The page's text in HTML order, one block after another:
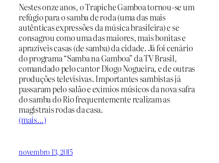
Nestes onze anos, o Trapiche Gamboa tornou-se um
refúgio para o samba de roda (uma das mais
autênticas expressões da música brasileira) e se
consagrou como uma das maiores, mais bonitas e
aprazíveis casas (de samba) da cidade. Já foi cenário
do programa “Samba na Gamboa” da TV Brasil,
comandado pelo cantor Diogo Nogueira, e de outras
produções televisivas. Importantes sambistas já
passaram pelo salão e exímios músicos da nova safra
do samba do Rio frequentemente realizam as
magistrais rodas da casa.
(mais…)
novembro 13, 2015